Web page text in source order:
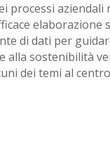
processi aziendali
di dati per
alla sostenibilità
dei temi al